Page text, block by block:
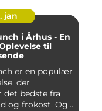
jan
i Århus - En
til
der
det bedste fra
og frokost. Og...